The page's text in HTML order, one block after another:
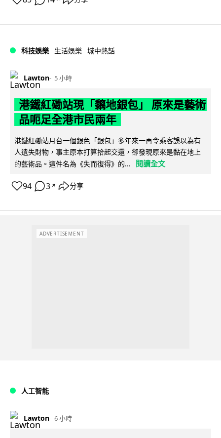
科技娛樂 生活娛樂 城中熱話
Lawton 5 小時
港鐵紅磡站現「黐地銀包」 原來是藝術
品呃足全港市民兩年
港鐵紅磡站月台一個銀色「銀包」多年來一再令乘客誤以為有
人遺失財物，事主原本打算拾起交還，卻發現原來是黏在地上
的藝術品。這件名為《失而復得》的...
閱讀全文
94 3 ↗ 分享
ADVERTISEMENT
人工智能
Lawton 6 小時